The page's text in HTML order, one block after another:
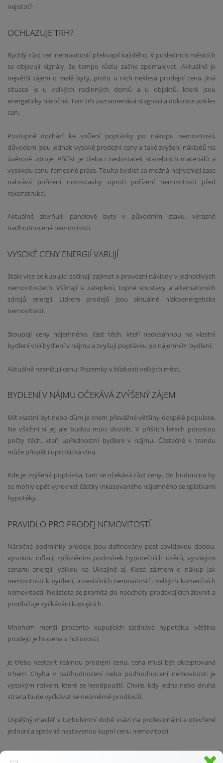
nejistot?
OCHLAZUJE TRH?
Rychlý růst cen nemovitostí překvapil každého. V posledních měsících
se objevují signály, že tempo růstu začne zpomalovat. Aktuálně je
největší zájem o malé byty, proto u nich neklesá prodejní cena. Jiná
situace je u velkých rodinných domů a u objektů, které jsou
energeticky náročné. Tam trh zaznamenává stagnaci a dokonce pokles
cen.
Postupně dochází ke snížení poptávky po nákupu nemovitostí,
důvodem jsou jednak vysoké prodejní ceny a také zvýšení nákladů na
úvěrové zdroje. Přičíst je třeba i nedostatek stavebních materiálů a
vysokou cenu řemeslné práce. Touha bydlet co možná nejrychleji zase
nahrává pořízení novostavby oproti pořízení nemovitosti před
rekonstrukcí.
Aktuálně zlevňují: panelové byty v původním stavu, výrazně
nadhodnocené nemovitosti.
VYSOKÉ CENY ENERGIÍ VARUJÍ
Stále více se kupující začínají zajímat o provozní náklady v jednotlivých
nemovitostech. Všímají si zateplení, topné soustavy a alternativních
zdrojů energií. Lídrem prodejů jsou aktuálně nízkoenergetické
nemovitosti.
Stoupají ceny nájemného, část těch, kteří nedosáhnou na vlastní
bydlení volí bydlení v nájmu a zvyšují poptávku po nájemním bydlení.
Aktuálně nesnižují cenu: Pozemky v blízkosti velkých měst.
BYDLENÍ V NÁJMU OČEKÁVÁ ZVÝŠENÝ ZÁJEM
Mít vlastní byt nebo dům je snem převážné většiny dospělé populace.
Ne všichni si jej ale budou moci dovolit. V příštích letech porostou
počty těch, kteří upřednostní bydlení v nájmu. Částečně k trendu
může přispět i uprchlická vlna.
Kde je zvýšená poptávka, tam se očekává růst ceny. Do budoucna by
se mohly opět vyrovnat částky inkasovaného nájemného se splátkami
hypotéky.
PRAVIDLO PRO PRODEJ NEMOVITOSTÍ
Náročné podmínky prodeje jsou definovány post-covidovou dobou,
vysokou inflací, zpřísněním podmínek hypotečních úvěrů, vysokými
cenami energií, válkou na Ukrajině aj. Klesá zájmem o nákup jak
nemovitostí k bydlení, investičních nemovitostí i velkých komerčních
nemovitostí. Nejistota se promítá do neochoty prodávajících zlevnit a
prodlužuje vyčkávání kupujících.
Mnohem menší procento kupujících sjednává hypotéku, většina
prodejů je hrazena v hotovosti.
Je třeba nastavit reálnou prodejní cenu, cena musí být akceptovaná
trhem. Chyba v nadhodnocení nebo podhodnocení nemovitosti je
vysokým rizikem, které se neodpouští. Chvíle, kdy jedna nebo druhá
strana bude vyčkávat se neúměrně prodlouží.
Úspěšný makléř v turbulentní době vsází na profesionální a otevřené
jednání a správně nastavenou kupní cenu nemovitosti.